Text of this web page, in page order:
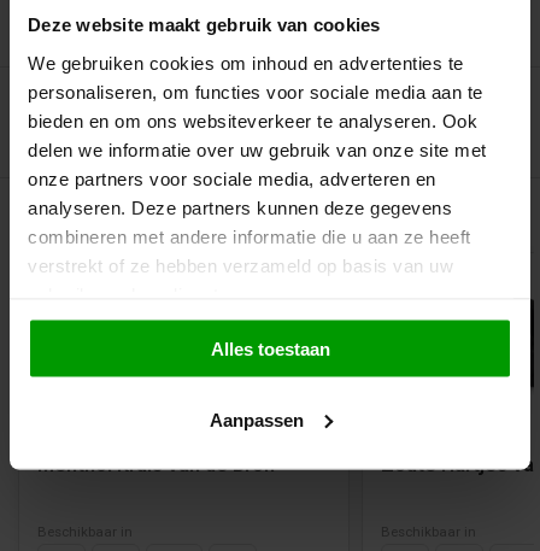
Deze website maakt gebruik van cookies
We gebruiken cookies om inhoud en advertenties te
personaliseren, om functies voor sociale media aan te
bieden en om ons websiteverkeer te analyseren. Ook
delen we informatie over uw gebruik van onze site met
onze partners voor sociale media, adverteren en
analyseren. Deze partners kunnen deze gegevens
combineren met andere informatie die u aan ze heeft
verstrekt of ze hebben verzameld op basis van uw
Alles toestaan
Aanpassen
Recent bekeken
Gerelateerde producten
Menthol Kruis van de Bron
Beschikbaar in
Zoute Hartjes
Beschikbaar in